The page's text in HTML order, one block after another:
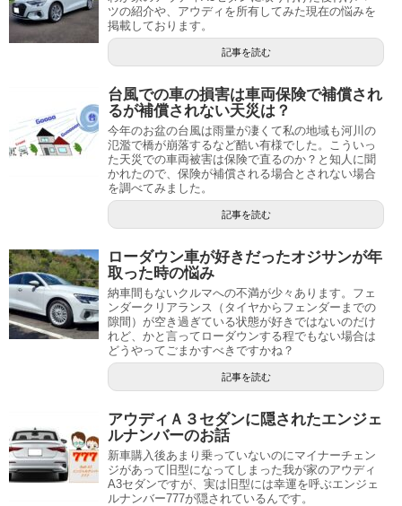
ツの紹介や、アウディを所有してみた現在の悩みを
掲載しております。
記事を読む
台風での車の損害は車両保険で補償され
るが補償されない天災は？
今年のお盆の台風は雨量が凄くて私の地域も河川の
氾濫で橋が崩落するなど酷い有様でした。こういっ
た天災での車両被害は保険で直るのか？と知人に聞
かれたので、保険が補償される場合とされない場合
を調べてみました。
記事を読む
ローダウン車が好きだったオジサンが年
取った時の悩み
納車間もないクルマへの不満が少々あります。フェ
ンダークリアランス（タイヤからフェンダーまでの
隙間）が空き過ぎている状態が好きではないのだけ
れど、かと言ってローダウンする程でもない場合は
どうやってごまかすべきですかね？
記事を読む
アウディＡ３セダンに隠されたエンジェ
ルナンバーのお話
新車購入後あまり乗っていないのにマイナーチェン
ジがあって旧型になってしまった我が家のアウディ
A3セダンですが、実は旧型には幸運を呼ぶエンジェ
ルナンバー777が隠されているんです。